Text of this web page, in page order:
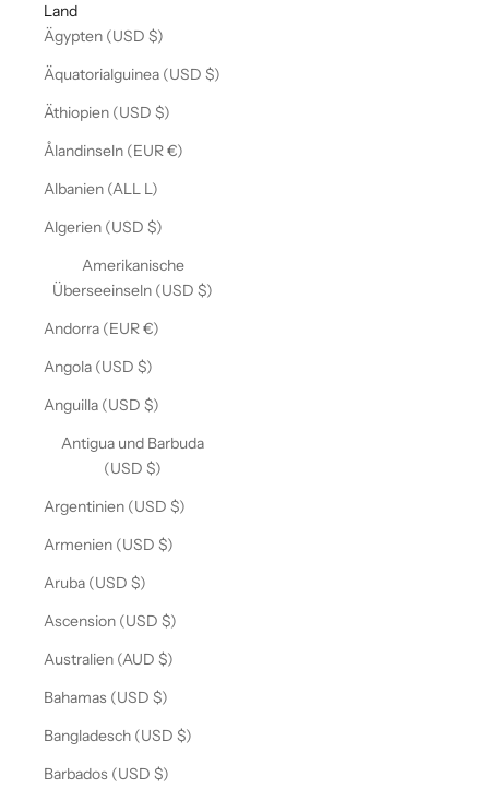
Land
Ägypten (USD $)
Äquatorialguinea (USD $)
Äthiopien (USD $)
Ålandinseln (EUR €)
Albanien (ALL L)
Algerien (USD $)
Amerikanische
Überseeinseln (USD $)
Andorra (EUR €)
Angola (USD $)
Anguilla (USD $)
Antigua und Barbuda
(USD $)
Argentinien (USD $)
Armenien (USD $)
Aruba (USD $)
Ascension (USD $)
Australien (AUD $)
Bahamas (USD $)
Bangladesch (USD $)
Barbados (USD $)